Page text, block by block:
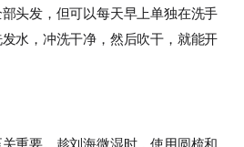
头发，但可以每天早上单独在洗手
水，冲洗干净，然后吹干，就能开